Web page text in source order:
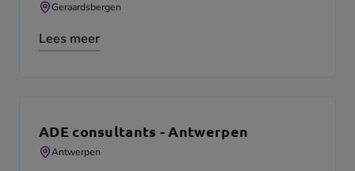
Geraardsbergen
Lees meer
ADE consultants - Antwerpen
Antwerpen